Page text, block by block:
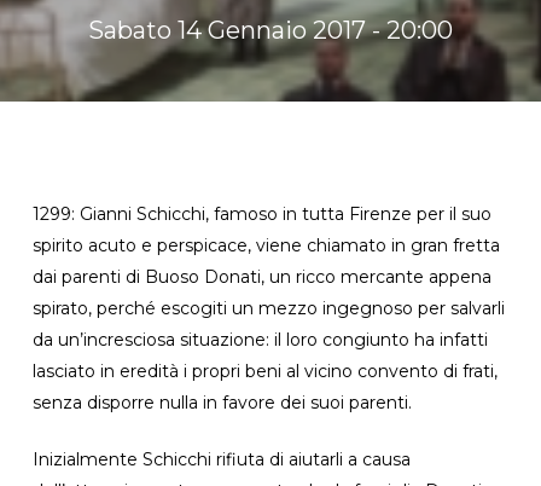
Sabato 14 Gennaio 2017 - 20:00
1299: Gianni Schicchi, famoso in tutta Firenze per il suo
spirito acuto e perspicace, viene chiamato in gran fretta
dai parenti di Buoso Donati, un ricco mercante appena
spirato, perché escogiti un mezzo ingegnoso per salvarli
da un’incresciosa situazione: il loro congiunto ha infatti
lasciato in eredità i propri beni al vicino convento di frati,
senza disporre nulla in favore dei suoi parenti.
Inizialmente Schicchi rifiuta di aiutarli a causa